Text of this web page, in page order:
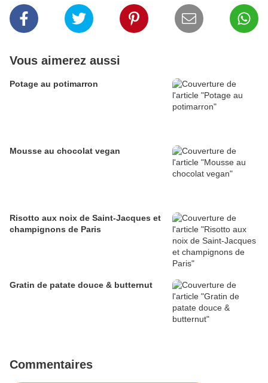
Vous aimerez aussi
Potage au potimarron
Mousse au chocolat vegan
Risotto aux noix de Saint-Jacques et
champignons de Paris
Gratin de patate douce & butternut
Commentaires